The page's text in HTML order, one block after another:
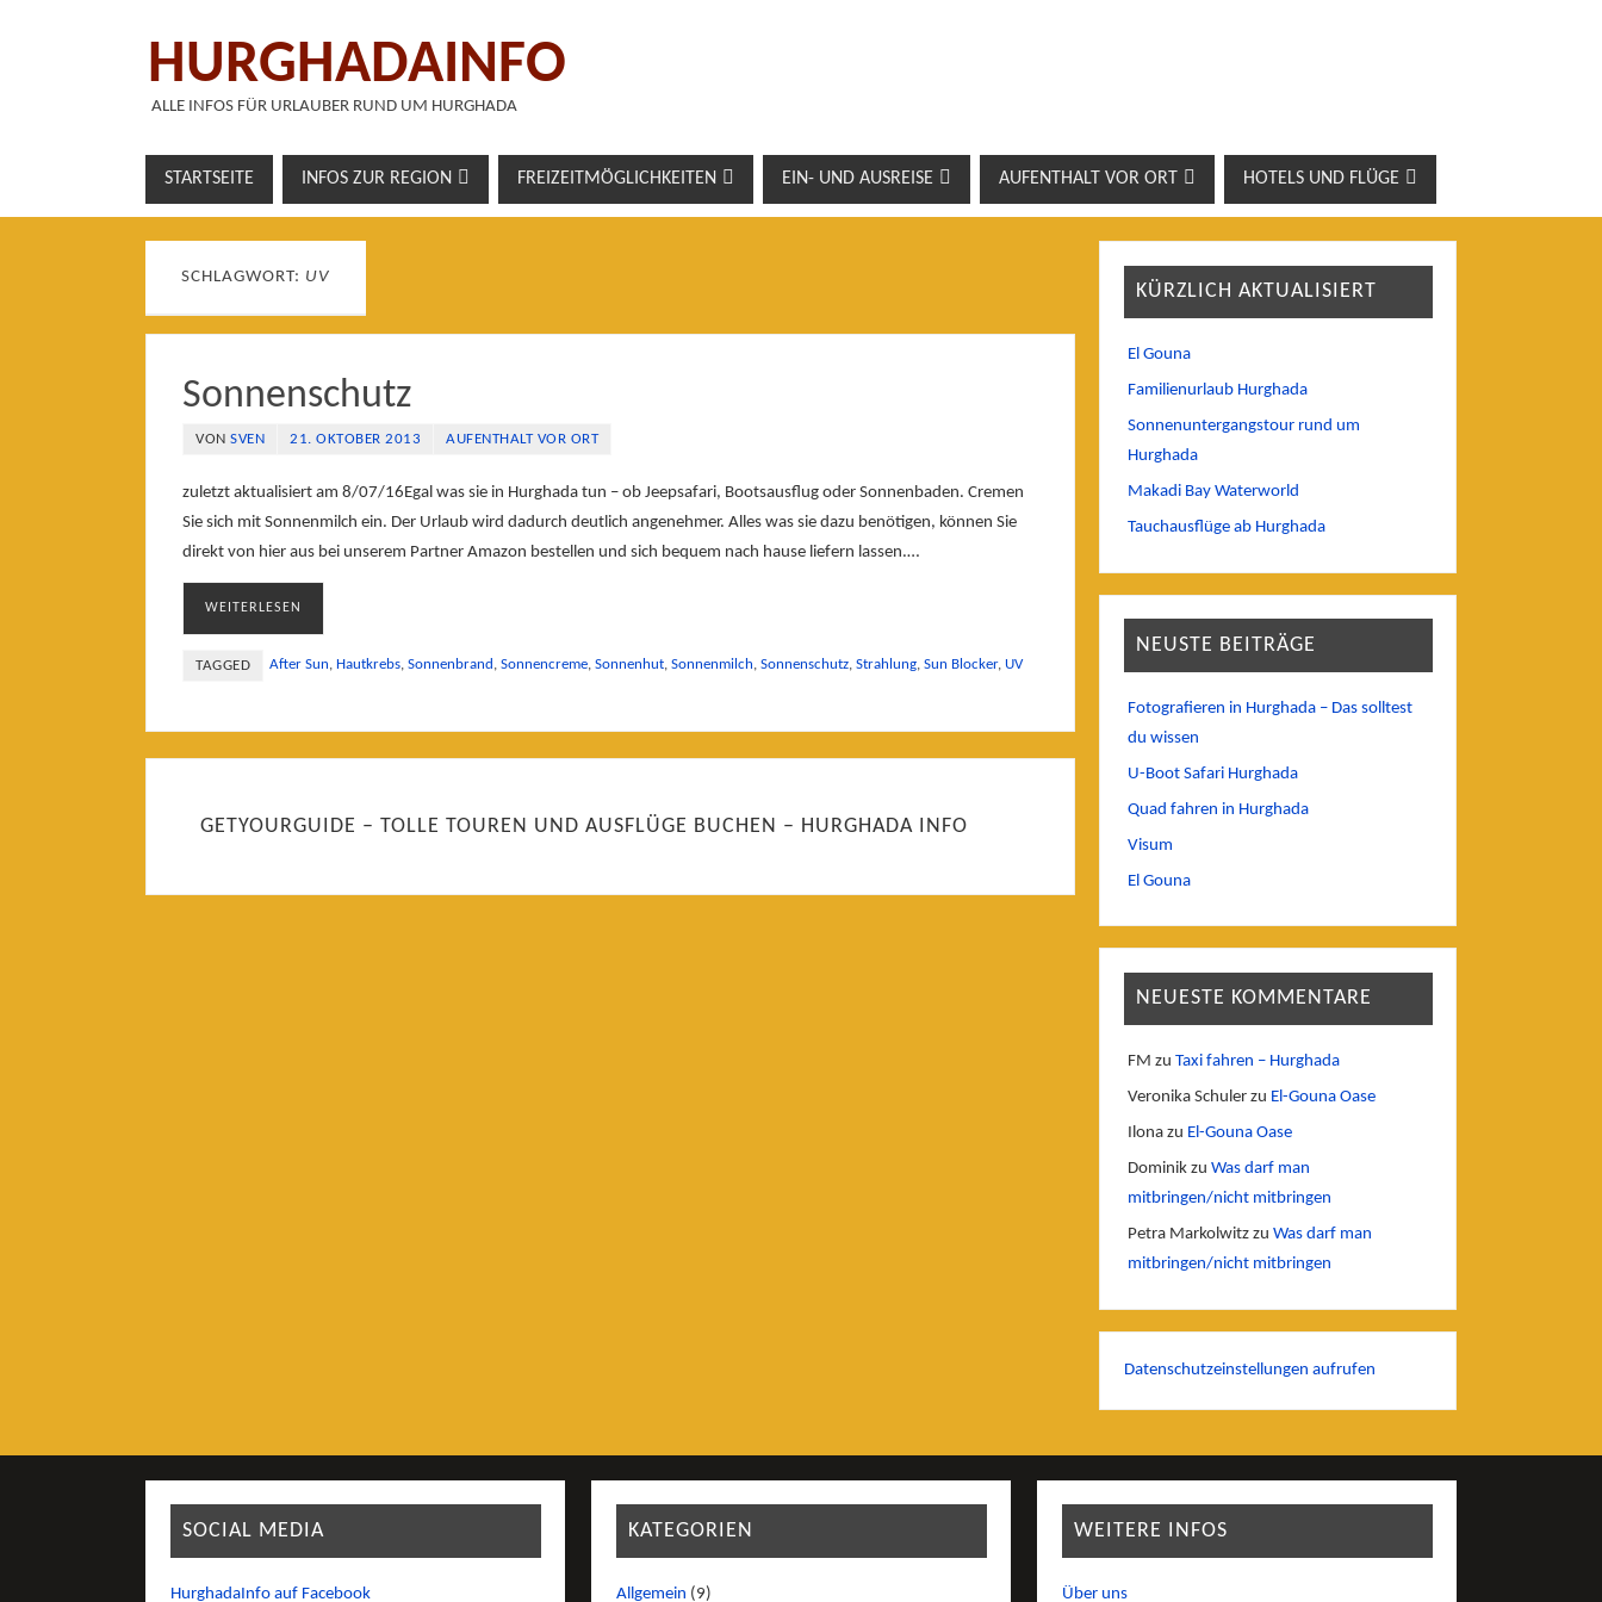
HURGHADAINFO
ALLE INFOS FÜR URLAUBER RUND UM HURGHADA
STARTSEITE INFOS ZUR REGION FREIZEITMÖGLICHKEITEN EIN- UND AUSREISE AUFENTHALT VOR ORT HOTELS UND FLÜGE
SCHLAGWORT: UV
Sonnenschutz
VON SVEN 21. OKTOBER 2013 AUFENTHALT VOR ORT
zuletzt aktualisiert am 8/07/16Egal was sie in Hurghada tun – ob Jeepsafari, Bootsausflug oder Sonnenbaden. Cremen
Sie sich mit Sonnenmilch ein. Der Urlaub wird dadurch deutlich angenehmer. Alles was sie dazu benötigen, können Sie
direkt von hier aus bei unserem Partner Amazon bestellen und sich bequem nach hause liefern lassen.…
WEITERLESEN
TAGGED After Sun, Hautkrebs, Sonnenbrand , Sonnencreme, Sonnenhut, Sonnenmilch, Sonnenschutz, Strahlung, Sun Blocker, UV
GETYOURGUIDE – TOLLE TOUREN UND AUSFLÜGE BUCHEN – HURGHADA INFO
KÜRZLICH AKTUALISIERT
El Gouna
Familienurlaub Hurghada
Sonnenuntergangstour rund um
Hurghada
Makadi Bay Waterworld
Tauchausflüge ab Hurghada
NEUSTE BEITRÄGE
Fotografieren in Hurghada – Das solltest
du wissen
U-Boot Safari Hurghada
Quad fahren in Hurghada
Visum
El Gouna
NEUESTE KOMMENTARE
FM zu Taxi fahren – Hurghada
Veronika Schulerzu El-Gouna Oase
Ilonazu El-Gouna Oase
Dominikzu Was darf man
mitbringen/nicht mitbringen
Petra Markolwitzzu Was darf man
mitbringen/nicht mitbringen
Datenschutzeinstellungen aufrufen
SOCIAL MEDIA
HurghadaInfo auf Facebook
KATEGORIEN
Allgemein (9)
WEITERE INFOS
Über uns